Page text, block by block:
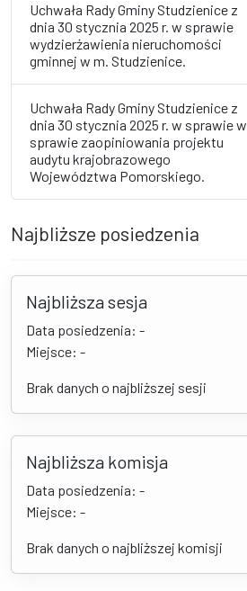
Uchwała Rady Gminy Studzienice z
dnia 30 stycznia 2025 r. w sprawie
wydzierżawienia nieruchomości
gminnej w m. Studzienice.
Uchwała Rady Gminy Studzienice z
dnia 30 stycznia 2025 r. w sprawie w
sprawie zaopiniowania projektu
audytu krajobrazowego
Województwa Pomorskiego.
Najbliższe posiedzenia
Najbliższa sesja
Data posiedzenia: -
Miejsce: -
Brak danych o najbliższej sesji
Najbliższa komisja
Data posiedzenia: -
Miejsce: -
Brak danych o najbliższej komisji